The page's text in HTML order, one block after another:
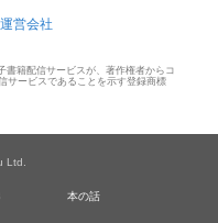
運営会社
書籍配信サービスが、著作権者からコ
サービスであることを示す登録商標
Ltd.
本の話